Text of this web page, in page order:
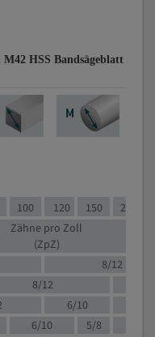
HSS Bandsägeblatt
100 120 150 200
Zähne pro Zoll
(ZpZ)
8/12
8/12
6/10
6/10
5/8